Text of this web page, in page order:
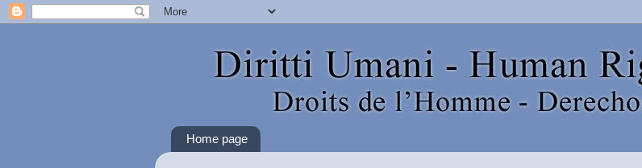
Home page